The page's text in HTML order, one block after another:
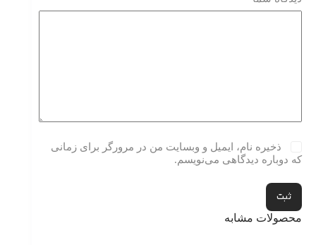
ذخیره نام، ایمیل و وبسایت من در مرورگر برای زمانی
که دوباره دیدگاهی می‌نویسم.
ثبت
محصولات مشابه